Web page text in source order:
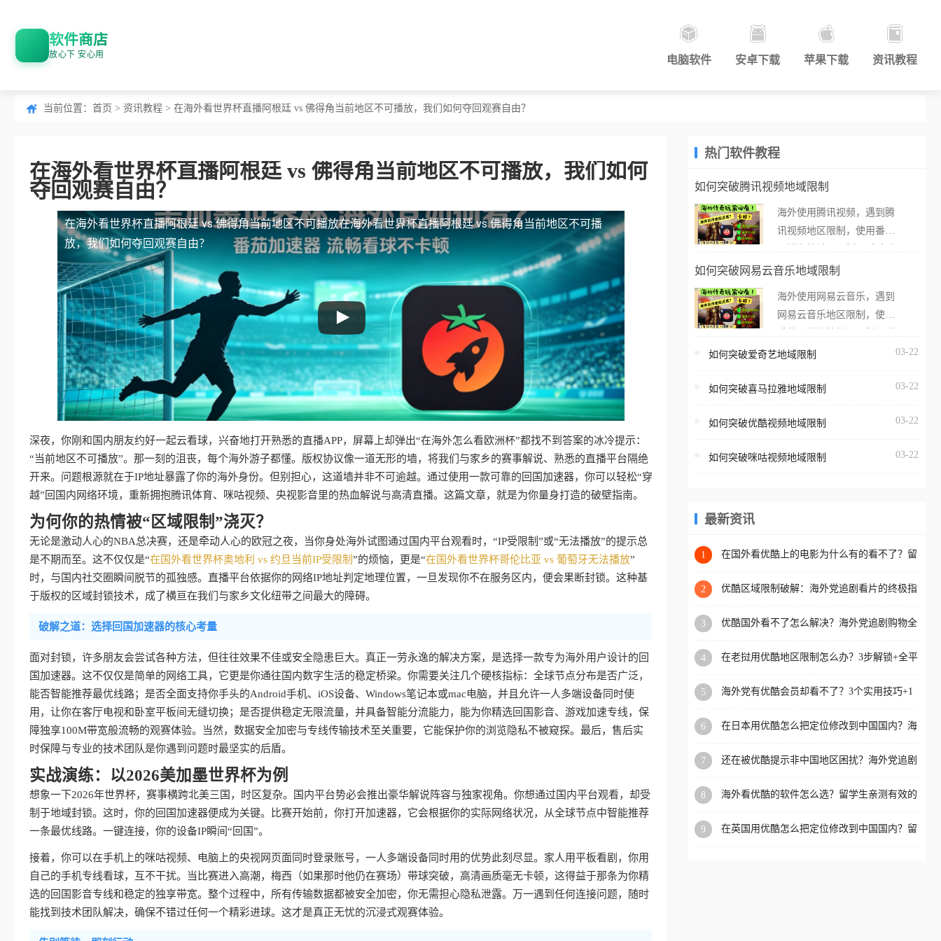
软件商店
放心下 安心用 电脑软件 安卓下载 苹果下载 资讯教程
当前位置： 首页 > 资讯教程 > 在海外看世界杯直播阿根廷 vs 佛得角当前地区不可播放，我们如何夺回观赛自由？
在海外看世界杯直播阿根廷 vs 佛得角当前地区不可播放，我们如何
夺回观赛自由？
在海外看世界杯直播阿根廷 vs 佛得角当前地区不可播放在海外看世界杯直播阿根廷 vs 佛得角当前地区不可播
放，我们如何夺回观赛自由？
深夜，你刚和国内朋友约好一起云看球，兴奋地打开熟悉的直播APP，屏幕上却弹出“在海外怎么看欧洲杯”都找不到答案的冰冷提示：
“当前地区不可播放”。那一刻的沮丧，每个海外游子都懂。版权协议像一道无形的墙，将我们与家乡的赛事解说、熟悉的直播平台隔绝
开来。问题根源就在于IP地址暴露了你的海外身份。但别担心，这道墙并非不可逾越。通过使用一款可靠的回国加速器，你可以轻松“穿
越”回国内网络环境，重新拥抱腾讯体育、咪咕视频、央视影音里的热血解说与高清直播。这篇文章，就是为你量身打造的破壁指南。
为何你的热情被“区域限制”浇灭？
无论是激动人心的NBA总决赛，还是牵动人心的欧冠之夜，当你身处海外试图通过国内平台观看时，“IP受限制”或“无法播放”的提示总
是不期而至。这不仅仅是“在国外看世界杯奥地利 vs 约旦当前IP受限制”的烦恼，更是“在国外看世界杯哥伦比亚 vs 葡萄牙无法播放”
时，与国内社交圈瞬间脱节的孤独感。直播平台依据你的网络IP地址判定地理位置，一旦发现你不在服务区内，便会果断封锁。这种基
于版权的区域封锁技术，成了横亘在我们与家乡文化纽带之间最大的障碍。
破解之道：选择回国加速器的核心考量
面对封锁，许多朋友会尝试各种方法，但往往效果不佳或安全隐患巨大。真正一劳永逸的解决方案，是选择一款专为海外用户设计的回
国加速器。这不仅仅是简单的网络工具，它更是你通往国内数字生活的稳定桥梁。你需要关注几个硬核指标：全球节点分布是否广泛，
能否智能推荐最优线路；是否全面支持你手头的Android手机、iOS设备、Windows笔记本或mac电脑，并且允许一人多端设备同时使
用，让你在客厅电视和卧室平板间无缝切换；是否提供稳定无限流量，并具备智能分流能力，能为你精选回国影音、游戏加速专线，保
障独享100M带宽般流畅的观赛体验。当然，数据安全加密与专线传输技术至关重要，它能保护你的浏览隐私不被窥探。最后，售后实
时保障与专业的技术团队是你遇到问题时最坚实的后盾。
实战演练：以2026美加墨世界杯为例
想象一下2026年世界杯，赛事横跨北美三国，时区复杂。国内平台势必会推出豪华解说阵容与独家视角。你想通过国内平台观看，却受
制于地域封锁。这时，你的回国加速器便成为关键。比赛开始前，你打开加速器，它会根据你的实际网络状况，从全球节点中智能推荐
一条最优线路。一键连接，你的设备IP瞬间“回国”。
接着，你可以在手机上的咪咕视频、电脑上的央视网页面同时登录账号，一人多端设备同时用的优势此刻尽显。家人用平板看剧，你用
自己的手机专线看球，互不干扰。当比赛进入高潮，梅西（如果那时他仍在赛场）带球突破，高清画质毫无卡顿，这得益于那条为你精
选的回国影音专线和稳定的独享带宽。整个过程中，所有传输数据都被安全加密，你无需担心隐私泄露。万一遇到任何连接问题，随时
能找到技术团队解决，确保不错过任何一个精彩进球。这才是真正无忧的沉浸式观赛体验。
热门软件教程
如何突破腾讯视频地域限制
海外使用腾讯视频，遇到腾
讯视频地区限制，使用番茄
外打开腾讯视频，却突然弹
地区无法播放”的提示语。
海外用户如香港、澳门、台
亚、欧洲等国家和地区时，
台一样，出现地区及版权限
地区播放。 遇到这个问题的
区工作、留学、定居等，都
权限制所困扰。
如何突破网易云音乐地域限制
海外使用网易云音乐，遇到
网易云音乐地区限制，使用
在海外打开网易云音乐，却
所在的地区无法播放”的提示
门、台湾、美国、加拿大、
区时，网易云音乐也会像其
回国加速器，即可解决「海
版权限制」的问题，无论人
国、加拿大、澳大利亚、欧
学、定居等，都可以使用，
扰。
如何突破爱奇艺地域限制 03-22
如何突破喜马拉雅地域限制 03-22
如何突破优酷视频地域限制 03-22
如何突破咪咕视频地域限制 03-22
最新资讯
1
在国外看优酷上的电影为什么有的看不了？留
2
优酷区域限制破解：海外党追剧看片的终极指
3
优酷国外看不了怎么解决？海外党追剧购物全
4
在老挝用优酷地区限制怎么办？3步解锁+全平
5
海外党有优酷会员却看不了？3个实用技巧+1
6
在日本用优酷怎么把定位修改到中国国内？海
7
还在被优酷提示非中国地区困扰？海外党追剧
8
海外看优酷的软件怎么选？留学生亲测有效的
9
在英国用优酷怎么把定位修改到中国国内？留